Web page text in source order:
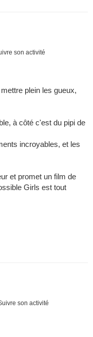
son activité
plein les gueux,
à côté c'est du pipi de
incroyables, et les
et promet un film de
Girls est tout
son activité